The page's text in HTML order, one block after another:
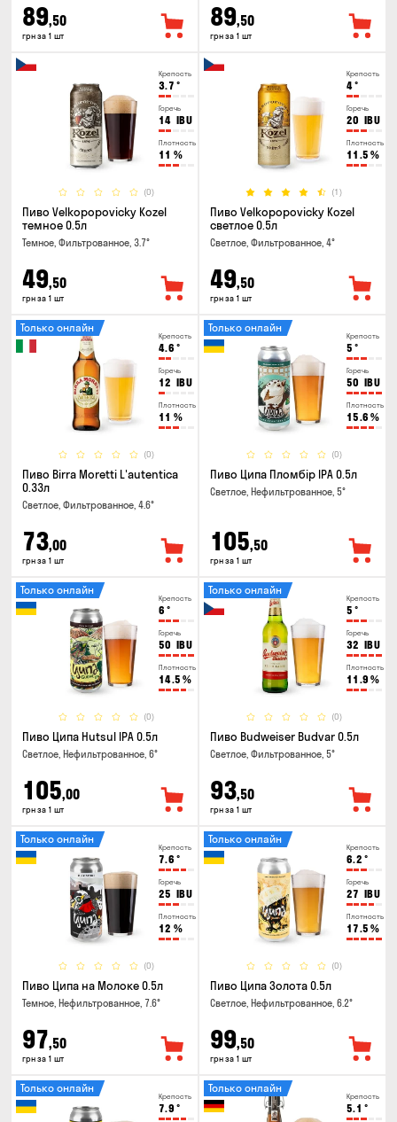
89,50
грн за 1 шт
89,50
грн за 1 шт
Крепость
3.7 °
Горечь
14 IBU
Плотность
11 %
(0)
Пиво Velkopopovicky Kozel
темное 0.5л
Темное, Фильтрованное, 3.7°
49,50
грн за 1 шт
Крепость
4°
Горечь
20 IBU
Плотность
11.5 %
(1)
Пиво Velkopopovicky Kozel
светлое 0.5л
Светлое, Фильтрованное, 4°
49,50
грн за 1 шт
Крепость
4.6 °
Горечь
12 IBU
Плотность
11 %
(0)
Только онлайн
Пиво Birra Moretti L'autentica
0.33л
Светлое, Фильтрованное, 4.6°
73,00
грн за 1 шт
Крепость
5 °
Горечь
50 IBU
Плотность
15.6 %
(0)
Только онлайн
Пиво Ципа Пломбір IPA 0.5л
Светлое, Нефильтрованное, 5°
105,50
грн за 1 шт
Крепость
6 °
Горечь
50 IBU
Плотность
14.5 %
(0)
Только онлайн
Пиво Ципа Hutsul IPA 0.5л
Светлое, Нефильтрованное, 6°
105,00
грн за 1 шт
Крепость
5 °
Горечь
32 IBU
Плотность
11.9 %
(0)
Только онлайн
Пиво Budweiser Budvar 0.5л
Светлое, Фильтрованное, 5°
93,50
грн за 1 шт
Крепость
7.6 °
Горечь
25 IBU
Плотность
12 %
(0)
Только онлайн
Пиво Ципа на Молоке 0.5л
Темное, Нефильтрованное, 7.6°
97,50
грн за 1 шт
Крепость
6.2 °
Горечь
27 IBU
Плотность
17.5 %
(0)
Только онлайн
Пиво Ципа Золота 0.5л
Светлое, Нефильтрованное, 6.2°
99,50
грн за 1 шт
Крепость
7.9 °
Только онлайн
Крепость
5.1 °
Только онлайн